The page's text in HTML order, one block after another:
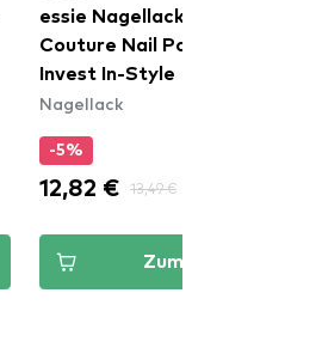
essie Nagellack - Gel
Couture Nail Polish - 548
Invest In-Style
Nagellack
-5%
12,82 € 13,49 €
Zum Korb